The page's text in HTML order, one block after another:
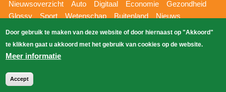
Hoofdnavigatie
Nieuwsoverzicht Auto Digitaal Economie
Gezondheid
Glossy
Sport Wetenschap Buitenland
Nieuws
Bizzpress
Blik op 112 Provincies
Weekoverzicht
Zoeken
Copyright Blik Op Nieuws 2026gehost
Door gebruik te maken van deze website of door hiernaast op "Akkoord"
te klikken gaat u akkoord met het gebruik van cookies op de website.
Meer informatie
Accept